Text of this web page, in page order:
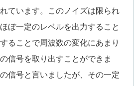
ています。このノイズは限られ
ぼ一定のレベルを出力すること
ることで周波数の変化にあまり
信号を取り出すことができま
信号と言いましたが、その一定